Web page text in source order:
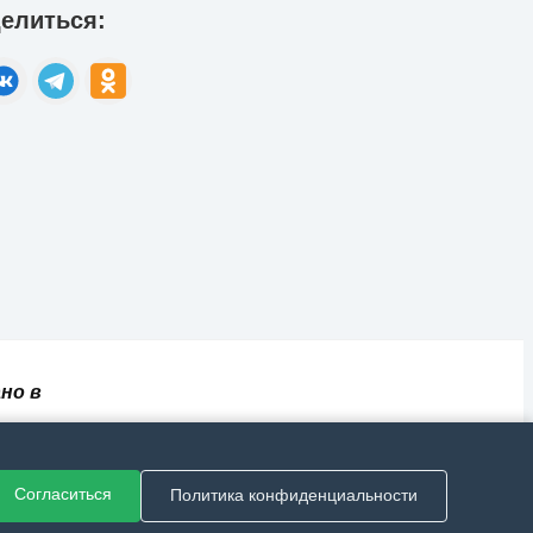
в
Согласиться Политика конфиденциальности